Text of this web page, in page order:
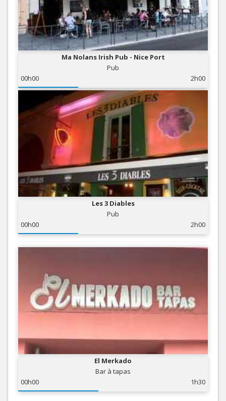
Ma Nolans Irish Pub - Nice Port
Pub
00h00
2h00
Les 3 Diables
Pub
00h00
2h00
El Merkado
Bar à tapas
00h00
1h30